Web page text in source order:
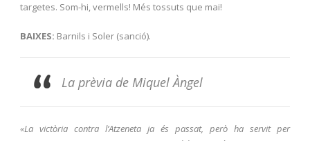
targetes. Som-hi, vermells! Més tossuts que mai!
BAIXES: Barnils i Soler (sanció).
La prèvia de Miquel Àngel
«La victòria contra l’Atzeneta ja és passat, però ha servit per